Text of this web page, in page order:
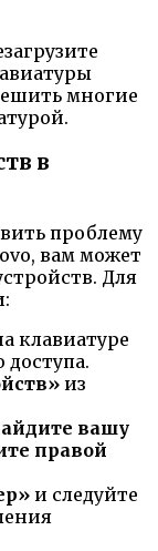
многие
в
проблему
вам может
Для
клавиатуре
из
вашу
правой
и следуйте